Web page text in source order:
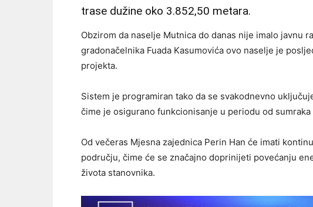
trase dužine oko 3.852,50 metara.
Obzirom da naselje Mutnica do danas nije imalo javnu
gradonačelnika Fuada Kasumovića ovo naselje je
projekta.
Sistem je programiran tako da se svakodnevno
čime je osigurano funkcionisanje u periodu od sumraka
Od večeras Mjesna zajednica Perin Han će imati
području, čime će se značajno doprinijeti povećanju
života stanovnika.